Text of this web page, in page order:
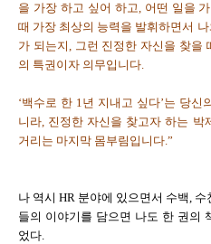
을 가장 하고 싶어 하고, 어떤 일을
때 가장 최상의 능력을 발휘하면서
가 되는지, 그런 진정한 자신을 찾을
의 특권이자 의무입니다.
‘백수로 한 1년 지내고 싶다’는 당
니라, 진정한 자신을 찾고자 하는 박
거리는 마지막 몸부림입니다.”
나 역시 HR 분야에 있으면서 수백,
들의 이야기를 담으면 나도 한 권의
었다.